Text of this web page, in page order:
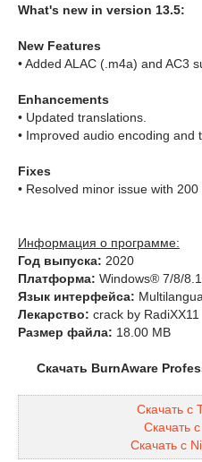
What's new in version 13.5:
New Features
• Added ALAC (.m4a) and AC3
Enhancements
• Updated translations.
• Improved audio encoding and
Fixes
• Resolved minor issue with
Информация о программе:
Год выпуска: 2020
Платформа: Windows® 7/8/
Язык интерфейса:
Лекарство: crack by RadiXX11
Размер файла: 18.00 MB
Скачать BurnAware
Скачать с
Скачать
Скачать с